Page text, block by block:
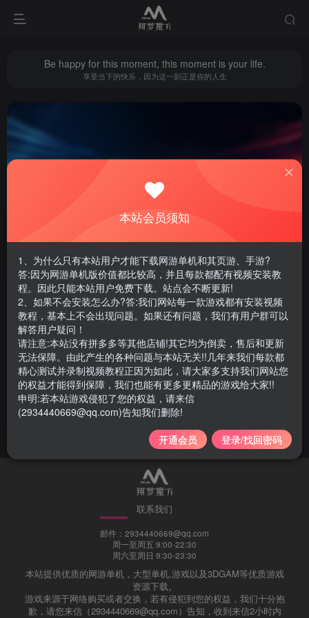
Be happy for this moment, this moment is your life.
享受当下的快乐，因为这一刻正是你的人生
排序 更新 浏览 点赞 评论
精修梦幻西游18门派助战版搭
建教程
教程与攻略
4年前 1976
联系我们
邮件：2934440669@qq.com
周一至周五 9:00-22:30
周六至周日 9:30-23:30
本站提供优质的网游单机，大型单机,游戏以及3DGAM等优质游戏
资源下载。
游戏来源于网络购买或者交换，若有侵犯到您的权益，我们十分抱
歉，请您来信（2934440669@qq.com）告知，收到来信2小时内
本站会员须知
1、为什么只有本站用户才能下载网游单机和其页游、手游?
答:因为网游单机版价值都比较高，并且每款都配有视频安装教
程。因此只能本站用户免费下载。站点会不断更新!
2、如果不会安装怎么办?答:我们网站每一款游戏都有安装视频
教程，基本上不会出现问题。如果还有问题，我们有用户群可以
解答用户疑问！
请注意:本站没有拼多多等其他店铺!其它均为倒卖，售后和更新
无法保障。由此产生的各种问题与本站无关!!几年来我们每款都
精心测试并录制视频教程正因为如此，请大家多支持我们网站您
的权益才能得到保障，我们也能有更多更精品的游戏给大家!!
申明:若本站游戏侵犯了您的权益，请来信
(2934440669@qq.com)告知我们删除!
开通会员 登录/找回密码